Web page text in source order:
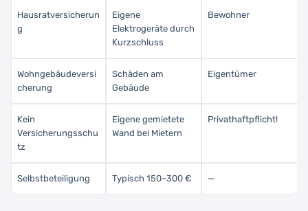
Hausratversicherun
g
Eigene
Elektrogeräte durch
Kurzschluss
Bewohner
Wohngebäudeversi
cherung
Schäden am
Gebäude
Eigentümer
Kein
Versicherungsschu
tz
Eigene gemietete
Wand bei Mietern
Privathaftpflicht!
Selbstbeteiligung Typisch 150–300 € —